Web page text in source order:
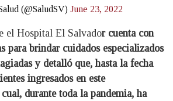
(@SaludSV) June 23, 2022
el Hospital El Salvador cuenta con
para brindar cuidados especializados
y detalló que, hasta la fecha
ingresados en este
durante toda la pandemia, ha